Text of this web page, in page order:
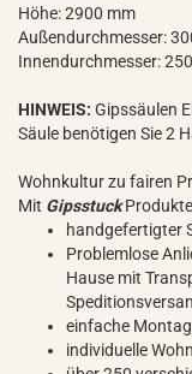
Höhe: 2900 mm
Außendurchmesser:
Innendurchmesser:
HINWEIS: Gipssäulen
Säule benötigen Sie 2
Wohnkultur zu fairen
Mit Gipsstuck
handgefertigter
Problemlose
Hause mit
einfache
individuelle